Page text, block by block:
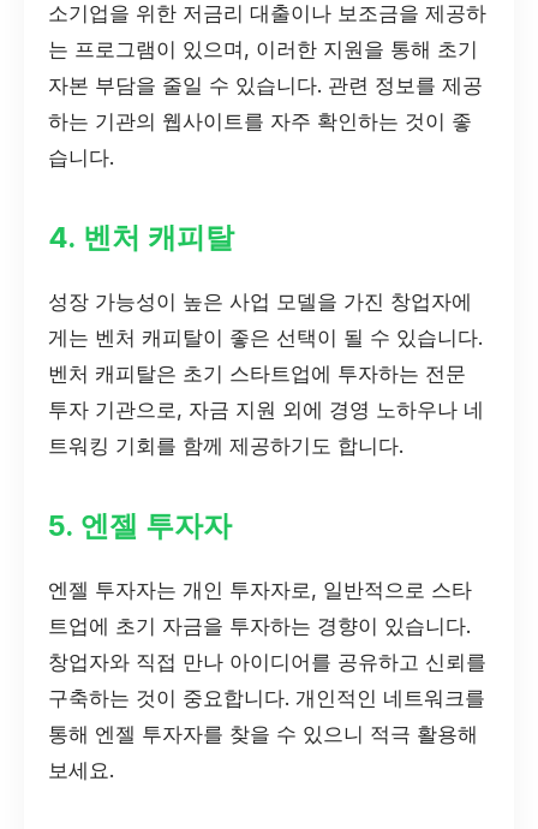
소기업을 위한 저금리 대출이나 보조금을 제공하
는 프로그램이 있으며, 이러한 지원을 통해 초기
자본 부담을 줄일 수 있습니다. 관련 정보를 제공
하는 기관의 웹사이트를 자주 확인하는 것이 좋
습니다.
4. 벤처 캐피탈
성장 가능성이 높은 사업 모델을 가진 창업자에
게는 벤처 캐피탈이 좋은 선택이 될 수 있습니다.
벤처 캐피탈은 초기 스타트업에 투자하는 전문
투자 기관으로, 자금 지원 외에 경영 노하우나 네
트워킹 기회를 함께 제공하기도 합니다.
5. 엔젤 투자자
엔젤 투자자는 개인 투자자로, 일반적으로 스타
트업에 초기 자금을 투자하는 경향이 있습니다.
창업자와 직접 만나 아이디어를 공유하고 신뢰를
구축하는 것이 중요합니다. 개인적인 네트워크를
통해 엔젤 투자자를 찾을 수 있으니 적극 활용해
보세요.